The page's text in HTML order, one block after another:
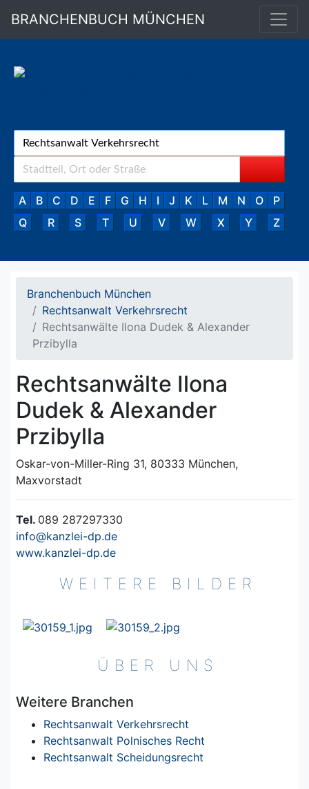
BRANCHENBUCH MÜNCHEN
A B C D E F G H I J K L M N O
P
Q
R S T U V W X Y Z
Branchenbuch München
Rechtsanwalt Verkehrsrecht
Rechtsanwälte Ilona Dudek & Alexander
Przibylla
Rechtsanwälte Ilona
Dudek & Alexander
Przibylla
Oskar-von-Miller-Ring 31, 80333 München,
Maxvorstadt
Tel. 089 287297330
info@kanzlei-dp.de
www.kanzlei-dp.de
WEITERE BILDER
ÜBER UNS
Weitere Branchen
Rechtsanwalt Verkehrsrecht
Rechtsanwalt Polnisches Recht
Rechtsanwalt Scheidungsrecht